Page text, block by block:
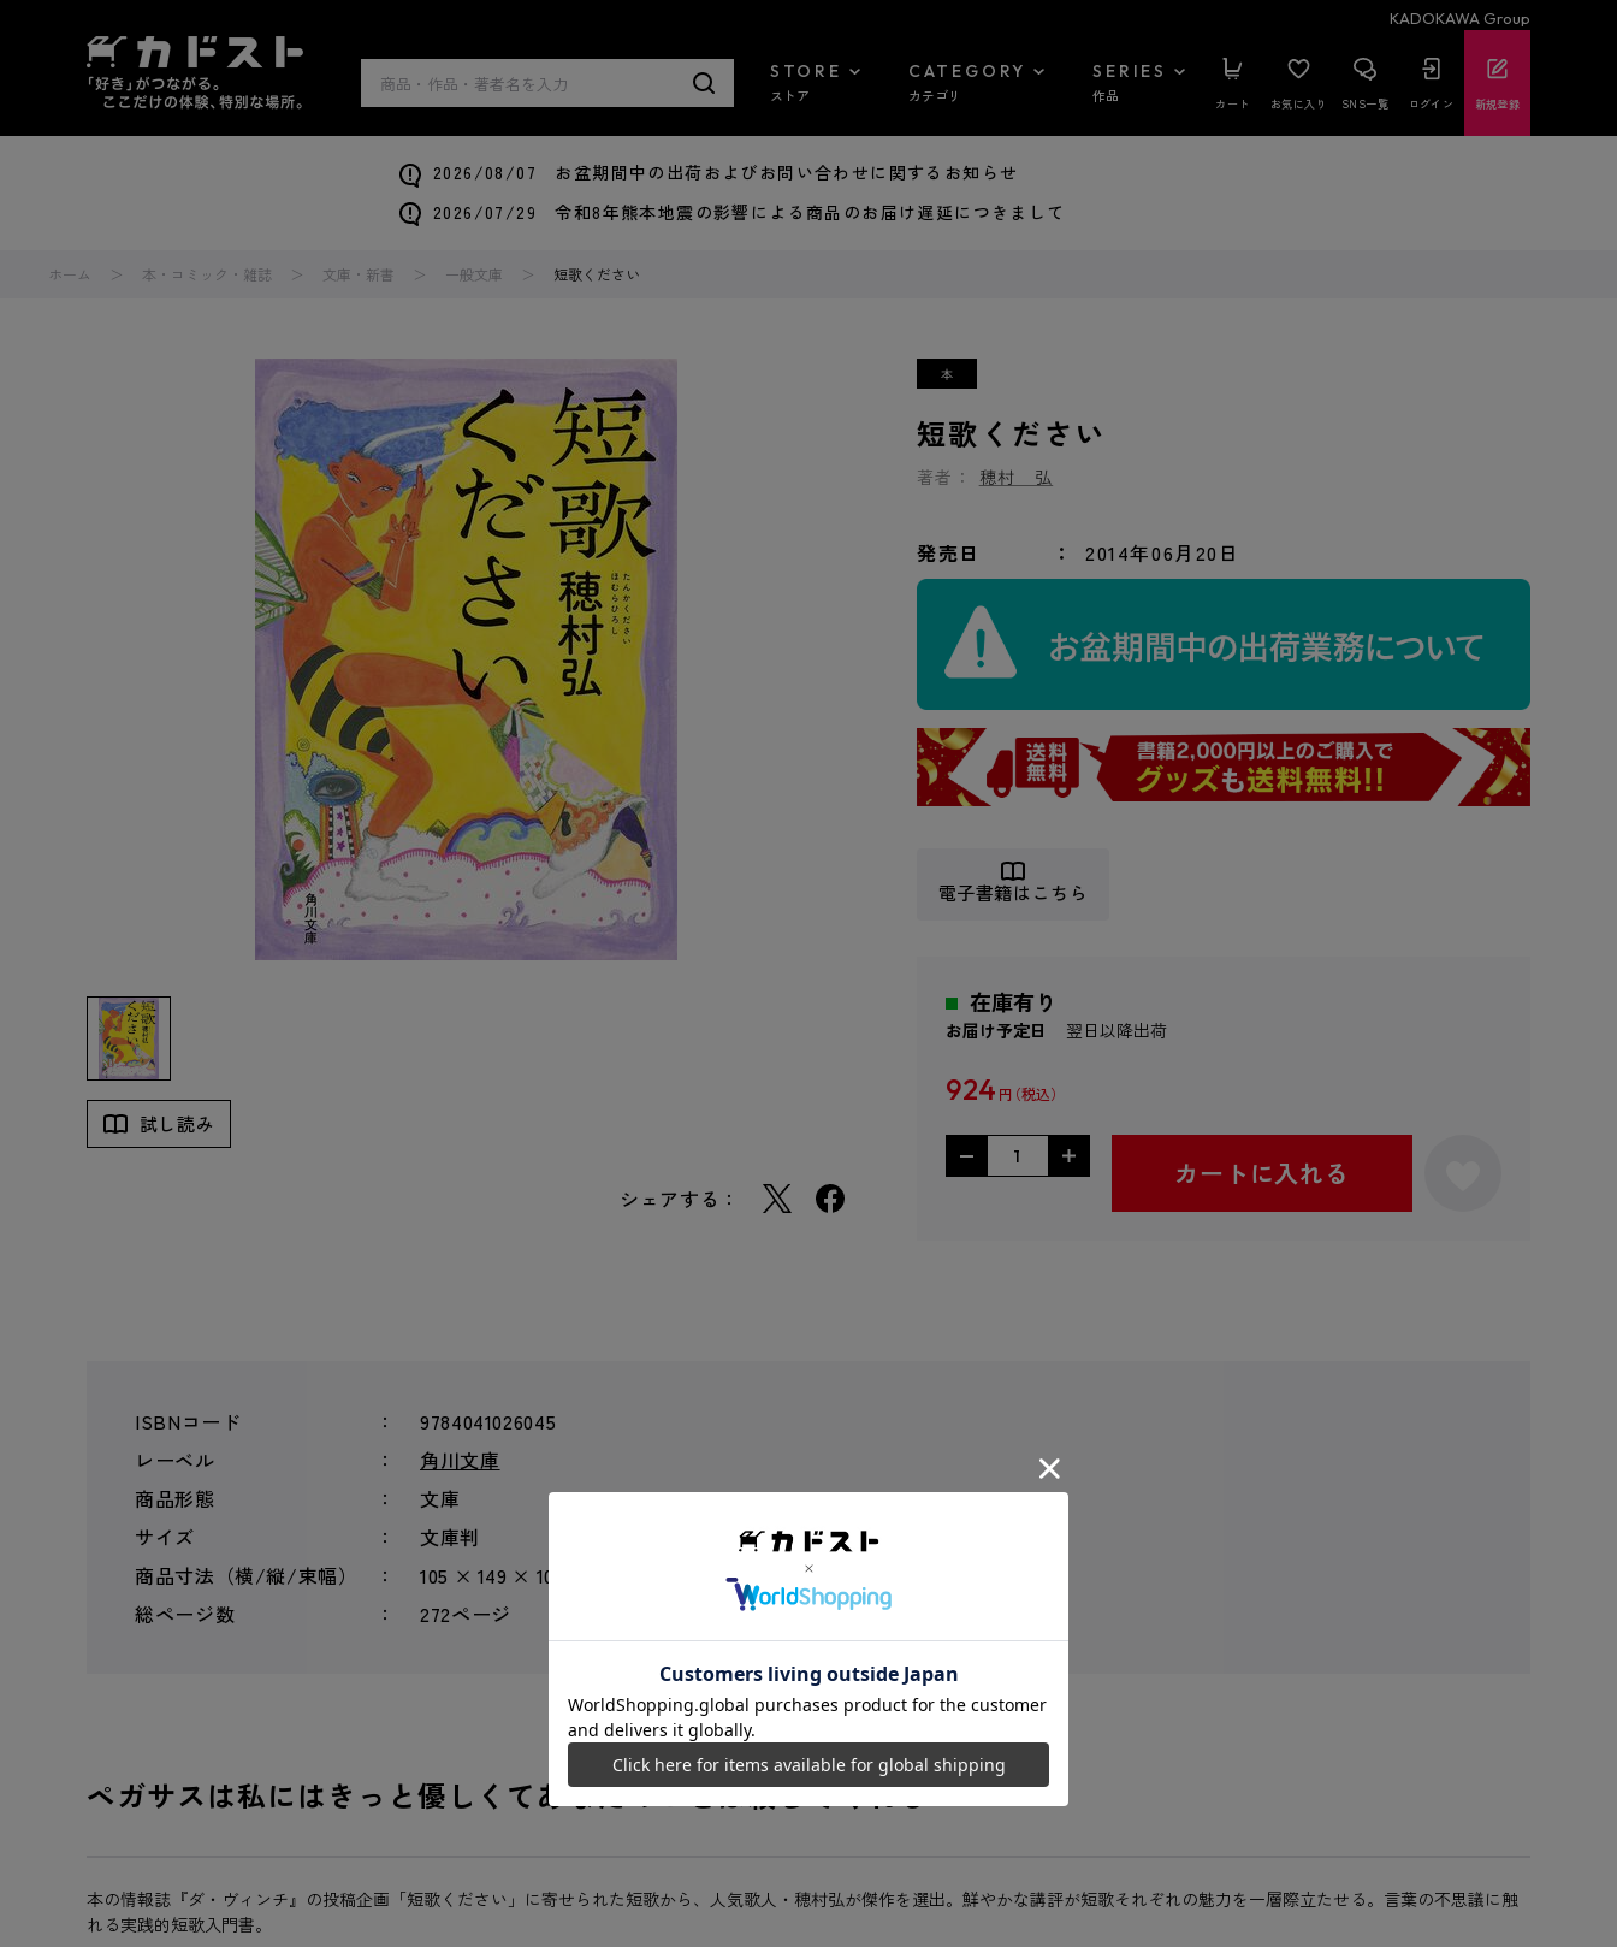
KADOKAWA Group
STORE
ストア
CATEGORY
カテゴリ
SERIES
作品 カート お気に入り SNS一覧 ログイン 新規登録
2026/08/07 お盆期間中の出荷およびお問い合わせに関するお知らせ
2026/07/29 令和8年熊本地震の影響による商品のお届け遅延につきまして
ホーム 本・コミック・雑誌 文庫・新書 一般文庫 短歌ください
試し読み
シェアする：
短歌ください
著者： 穂村 弘
発売日 2014年06月20日
電子書籍はこちら
在庫有り
お届け予定日 翌日以降出荷
924 円
カートに入れる
ISBNコード
9784041026045
レーベル
角川文庫
商品形態
文庫
サイズ
文庫判
商品寸法（横/縦/束幅）
105 × 149 × 10.5 mm
総ページ数
272ページ
ペガサスは私にはきっと優しくてあなたのことは殺してくれる
本の情報誌『ダ・ヴィンチ』の投稿企画「短歌ください」に寄せられた短歌から、人気歌人・穂村弘が傑作を選出。鮮やかな講評が短歌それぞれの魅力を一層際立たせる。言葉の不思議に触
れる実践的短歌入門書。